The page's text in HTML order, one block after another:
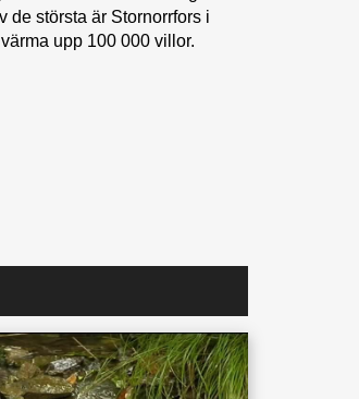
de största är Stornorrfors i
upp 100 000 villor.